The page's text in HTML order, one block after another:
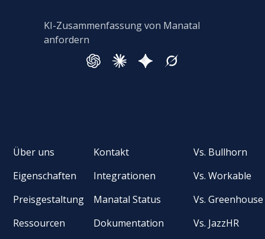
KI-Zusammenfassung von Manatal
anfordern
Über uns
Eigenschaften
Preisgestaltung
Ressourcen
Kontakt
Integrationen
Manatal Status
Dokumentation
Vs. Bullhorn
Vs. Workable
Vs. Greenhouse
Vs. JazzHR